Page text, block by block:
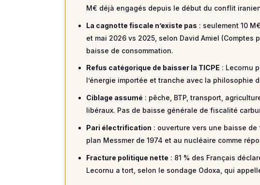
M€ déjà engagés depuis le début du conflit
La cagnotte fiscale n’existe pas : seulement 10
et mai 2026 vs 2025, selon David Amiel (Comptes
baisse de consommation.
Refus catégorique de baisser la TICPE : Lecornu
l’énergie importée et tranche avec la philosophie
Ciblage assumé : pêche, BTP, transport,
libéraux. Pas de baisse générale de fiscalité
Pari électrification : ouverture vers une baisse
plan Messmer de 1974 et au nucléaire comme
Fracture politique nette : 81 % des Français
Lecornu a tort, selon le sondage Odoxa, qui